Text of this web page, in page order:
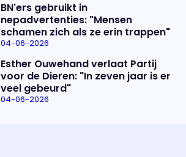
BN'ers gebruikt in
nepadvertenties: "Mensen
schamen zich als ze erin trappen"
04-06-2026
Esther Ouwehand verlaat Partij
voor de Dieren: "In zeven jaar is er
veel gebeurd"
04-06-2026